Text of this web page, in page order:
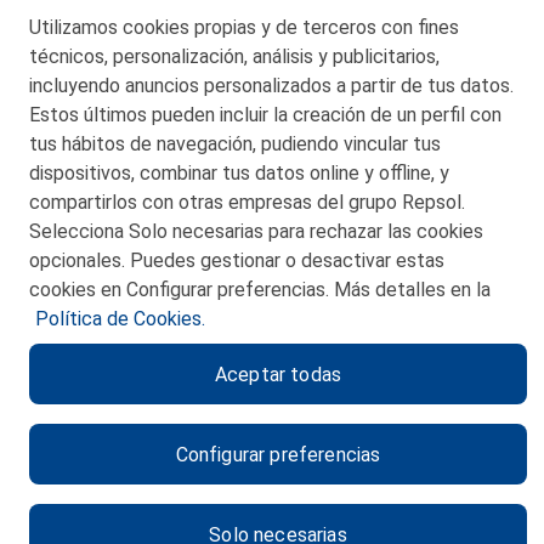
© 2026 Petronor S.A.
CONTACTO
MAPA WEB
POLITICA DE PRIVACIDAD
POLITICA DE COOKIES
CANAL DE ÉTICA
Utilizamos cookies propias y de terceros con fines
técnicos, personalización, análisis y publicitarios,
incluyendo anuncios personalizados a partir de tus datos.
Estos últimos pueden incluir la creación de un perfil con
tus hábitos de navegación, pudiendo vincular tus
dispositivos, combinar tus datos online y offline, y
compartirlos con otras empresas del grupo Repsol.
Selecciona Solo necesarias para rechazar las cookies
opcionales. Puedes gestionar o desactivar estas
cookies en Configurar preferencias. Más detalles en la
Política de Cookies.
Configurar preferencias
Solo necesarias
Aceptar todas